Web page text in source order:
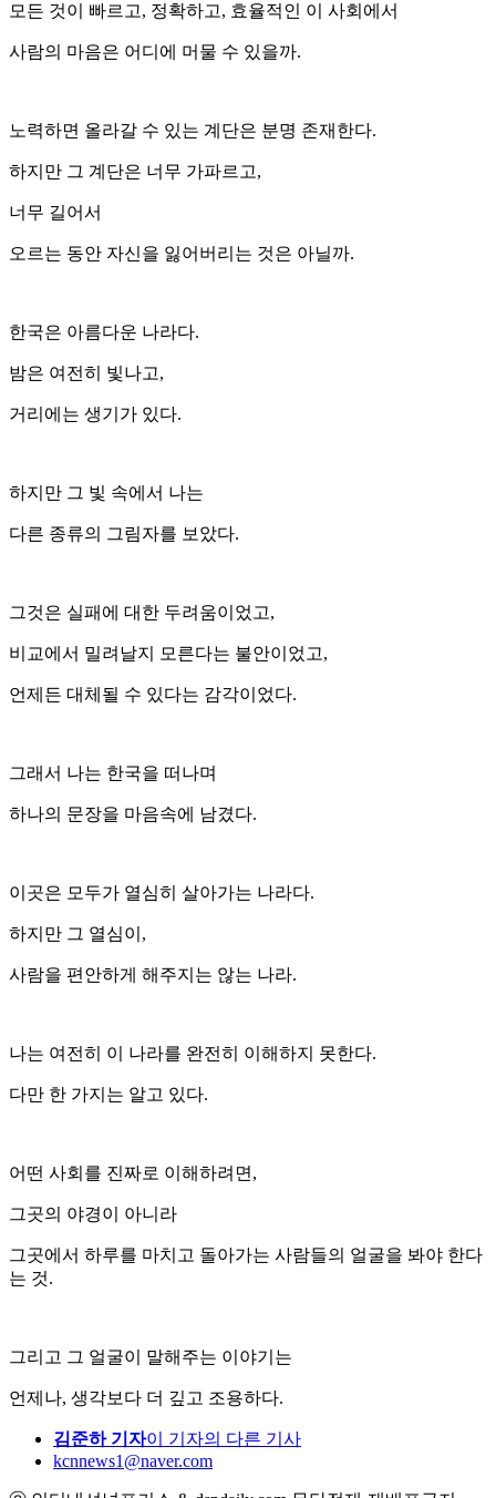
모든 것이 빠르고, 정확하고, 효율적인 이 사회에서
사람의 마음은 어디에 머물 수 있을까.
노력하면 올라갈 수 있는 계단은 분명 존재한다.
하지만 그 계단은 너무 가파르고,
너무 길어서
오르는 동안 자신을 잃어버리는 것은 아닐까.
한국은 아름다운 나라다.
밤은 여전히 빛나고,
거리에는 생기가 있다.
하지만 그 빛 속에서 나는
다른 종류의 그림자를 보았다.
그것은 실패에 대한 두려움이었고,
비교에서 밀려날지 모른다는 불안이었고,
언제든 대체될 수 있다는 감각이었다.
그래서 나는 한국을 떠나며
하나의 문장을 마음속에 남겼다.
이곳은 모두가 열심히 살아가는 나라다.
하지만 그 열심이,
사람을 편안하게 해주지는 않는 나라.
나는 여전히 이 나라를 완전히 이해하지 못한다.
다만 한 가지는 알고 있다.
어떤 사회를 진짜로 이해하려면,
그곳의 야경이 아니라
그곳에서 하루를 마치고 돌아가는 사람들의 얼굴을 봐야 한다
는 것.
그리고 그 얼굴이 말해주는 이야기는
언제나, 생각보다 더 깊고 조용하다.
김준하 기자이 기자의 다른 기사
kcnnews1@naver.com